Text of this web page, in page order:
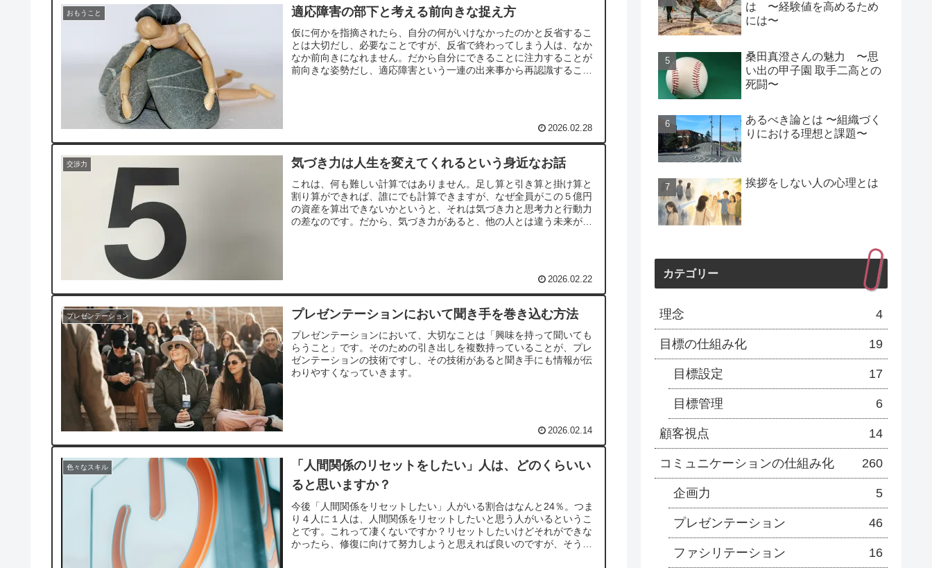
おもうこと 適応障害の部下と考える前向きな捉え方
仮に何かを指摘されたら、自分の何がいけなかったのかと反省するこ
とは大切だし、必要なことですが、反省で終わってしまう人は、なか
なか前向きになれません。だから自分にできることに注力することが
前向きな姿勢だし、適応障害という一連の出来事から再認識すること
2026.02.28
交渉力 気づき力は人生を変えてくれるという身近なお話
これは、何も難しい計算ではありません。足し算と引き算と掛け算と
割り算ができれば、誰にでも計算できますが、なぜ全員がこの５億円
の資産を算出できないかというと、それは気づき力と思考力と行動力
の差なのです。だから、気づき力があると、他の人とは違う未来が訪
2026.02.22
プレゼンテーション プレゼンテーションにおいて聞き手を巻き込む方法
プレゼンテーションにおいて、大切なことは「興味を持って聞いても
らうこと」です。そのための引き出しを複数持っていることが、プレ
ゼンテーションの技術ですし、その技術があると聞き手にも情報が伝
わりやすくなっていきます。
2026.02.14
色々なスキル
「人間関係のリセットをしたい」人は、どのくらいい
ると思いますか？
今後「人間関係をリセットしたい」人がいる割合はなんと24％。つま
り４人に１人は、人間関係をリセットしたいと思う人がいるというこ
とです。これって凄くないですか？リセットしたいけどそれができな
かったら、修復に向けて努力しようと思えれば良いのですが、そう思
は 〜経験値を高めるため
には〜
桑田真澄さんの魅力 〜思
い出の甲子園 取手二高との
死闘〜
あるべき論とは 〜組織づく
りにおける理想と課題〜
挨拶をしない人の心理とは
カテゴリー
理念 4
目標の仕組み化 19
目標設定 17
目標管理 6
顧客視点 14
コミュニケーションの仕組み化 260
企画力 5
プレゼンテーション 46
ファシリテーション 16